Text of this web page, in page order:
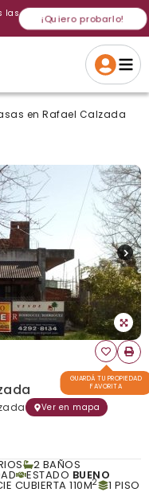
las
¡Quiero probarlo!
en Rafael Calzada
GUARDÁ TU PROPIEDAD
FAVORITA
Ver en mapa
2 BAÑOS
ESTADO BUENO
CUBIERTA 110M2 1 PISO